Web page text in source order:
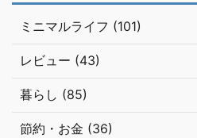
ミニマルライフ (101)
レビュー (43)
暮らし (85)
節約・お金 (36)